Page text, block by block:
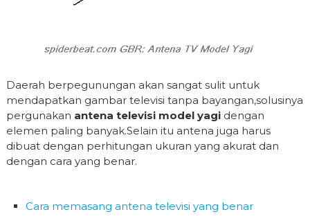
Daerah berpegunungan akan sangat sulit untuk
mendapatkan gambar televisi tanpa bayangan,solusinya
pergunakan antena televisi model yagidengan
elemen paling banyak.Selain itu antena juga harus
dibuat dengan perhitungan ukuran yang akurat dan
dengan cara yang benar.
Cara memasang antena televisi yang benar